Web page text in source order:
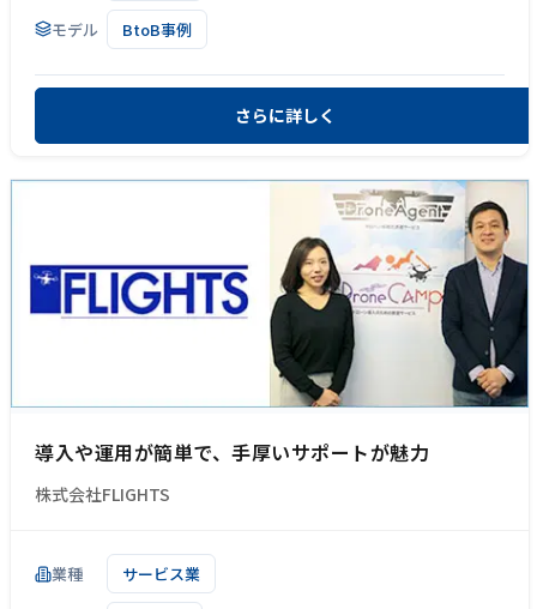
モデル BtoB事例
さらに詳しく
導入や運用が簡単で、手厚いサポートが魅力
株式会社FLIGHTS
業種 サービス業